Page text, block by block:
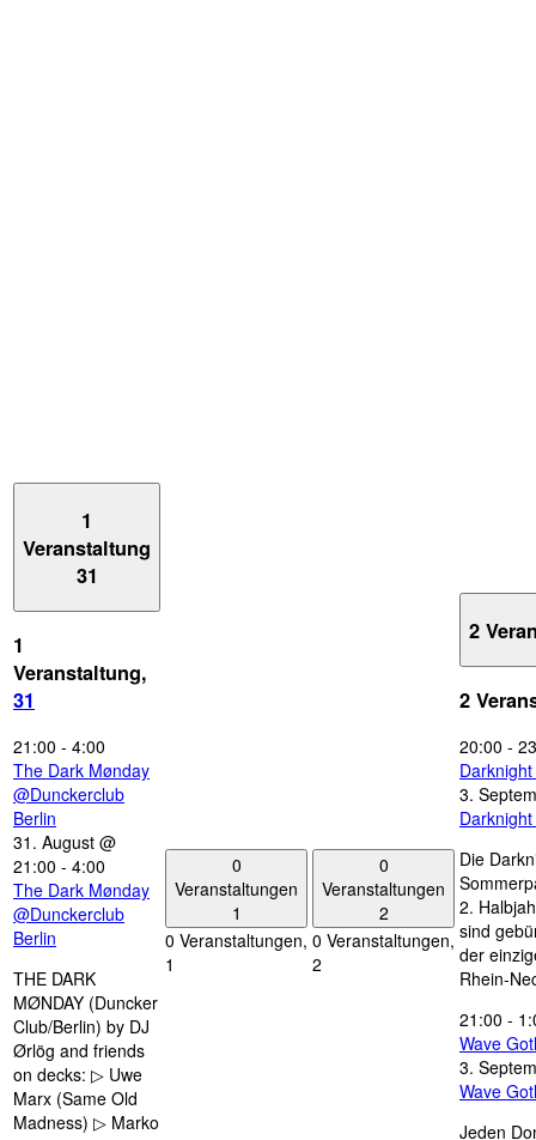
1
Veranstaltung
31
1
Veranstaltung,
31
21:00 - 4:00
The Dark Mønday
@Dunckerclub
Berlin
31. August @
21:00 - 4:00
The Dark Mønday
@Dunckerclub
Berlin
THE DARK
MØNDAY (Duncker
Club/Berlin) by DJ
Ørlög and friends
on decks: ▷ Uwe
Marx (Same Old
Madness) ▷ Marko
0
Veranstaltungen
1
0 Veranstaltungen,
1
0
Veranstaltungen
2
0 Veranstaltungen,
2
2
2
20:00 -
3.
Die
2.
sind
der
Rhein-
21:00 -
Wave
3.
Wave
Jeden